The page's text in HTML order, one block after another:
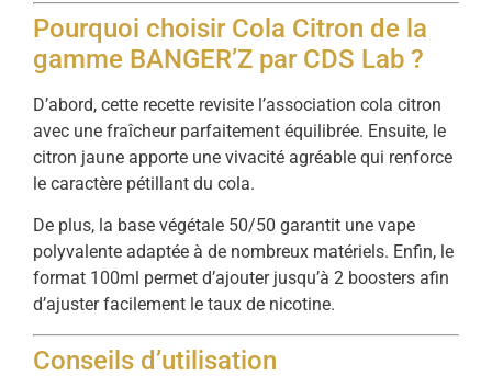
Pourquoi choisir Cola Citron de la
gamme BANGER’Z par CDS Lab ?
D’abord, cette recette revisite l’association cola citron
avec une fraîcheur parfaitement équilibrée. Ensuite, le
citron jaune apporte une vivacité agréable qui renforce
le caractère pétillant du cola.
De plus, la base végétale 50/50 garantit une vape
polyvalente adaptée à de nombreux matériels. Enfin, le
format 100ml permet d’ajouter jusqu’à 2 boosters afin
d’ajuster facilement le taux de nicotine.
Conseils d’utilisation